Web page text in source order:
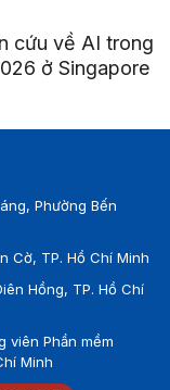
cứu về AI trong
ở Singapore
Phường Bến
Cờ, TP. Hồ Chí Minh
Hồng, TP. Hồ Chí
viên Phần mềm
Minh